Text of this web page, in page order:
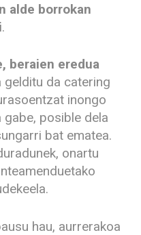
alde borrokan
.
beraien eredua
gelditu da catering
inongo
posible dela
bat ematea.
onartu
hau, aurrerakoa